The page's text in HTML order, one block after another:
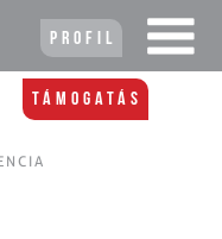
Profil
Támogatás